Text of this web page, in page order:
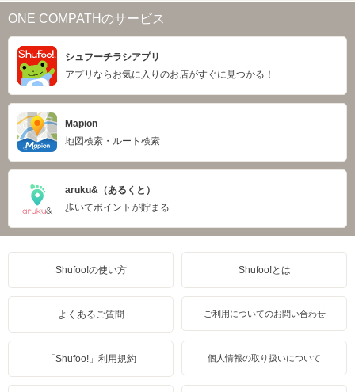
ONE COMPATHのサービス
シュフーチラシアプリ
アプリならお気に入りのお店がすぐに見つかる！
Mapion
地図検索・ルート検索
aruku&（あるくと）
歩いてポイントが貯まる
Shufoo!の使い方 Shufoo!とは
よくあるご質問 ご利用についてのお問い合わせ
「Shufoo!」利用規約 個人情報の取り扱いについて